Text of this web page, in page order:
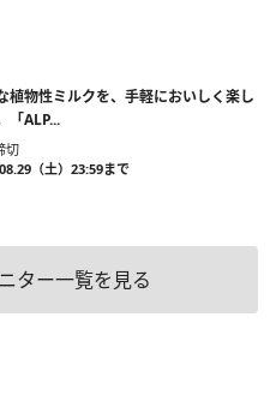
植物性ミルクを、手軽においしく楽し
「ALP...
切
（土）23:59まで
ター一覧を見る